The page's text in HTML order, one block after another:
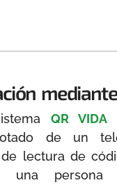
QR VIDA
de un
lectura de
una persona